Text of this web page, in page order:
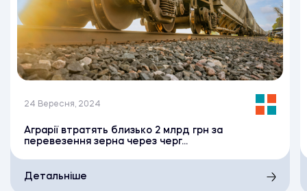
24 Вересня, 2024
Аграрії втратять близько 2 млрд грн за
перевезення зерна через черг...
Детальніше